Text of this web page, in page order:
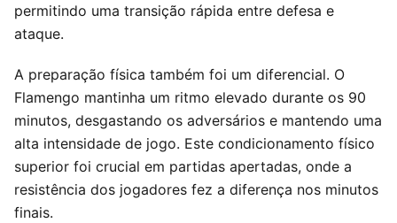
permitindo uma transição rápida entre defesa e
ataque.
A preparação física também foi um diferencial. O
Flamengo mantinha um ritmo elevado durante os 90
minutos, desgastando os adversários e mantendo uma
alta intensidade de jogo. Este condicionamento físico
superior foi crucial em partidas apertadas, onde a
resistência dos jogadores fez a diferença nos minutos
finais.